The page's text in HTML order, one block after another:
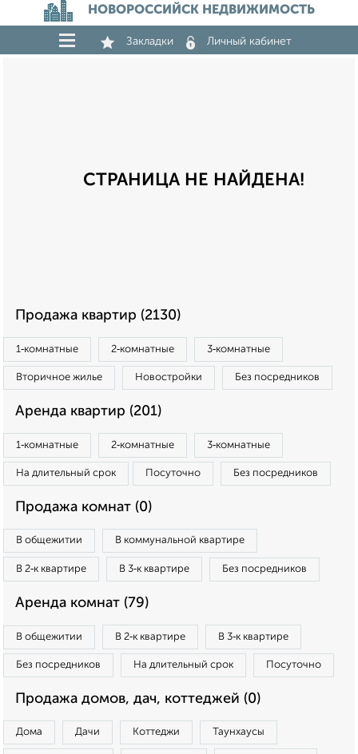
НОВОРОССИЙСК НЕДВИЖИМОСТЬ
Закладки Личный кабинет
СТРАНИЦА НЕ НАЙДЕНА!
Продажа квартир (2130)
1‑комнатные 2‑комнатные 3‑комнатные
Вторичное жилье Новостройки Без посредников
Аренда квартир (201)
1‑комнатные 2‑комнатные 3‑комнатные
На длительный срок Посуточно Без посредников
Продажа комнат (0)
В общежитии В коммунальной квартире
В 2‑к квартире В 3‑к квартире Без посредников
Аренда комнат (79)
В общежитии В 2‑к квартире В 3‑к квартире
Без посредников На длительный срок Посуточно
Продажа домов, дач, коттеджей (0)
Дома Дачи Коттеджи Таунхаусы